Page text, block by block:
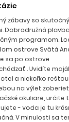
je rušná
bary,
počas
hodín. Transfer
zábavy so
Dobrodružná
programom.
ostrove Svätá
sa po ostrove
. Uvidíte
a niekoľko
na výlet
okuliare, určite
- voda je tu
V minulosti sa